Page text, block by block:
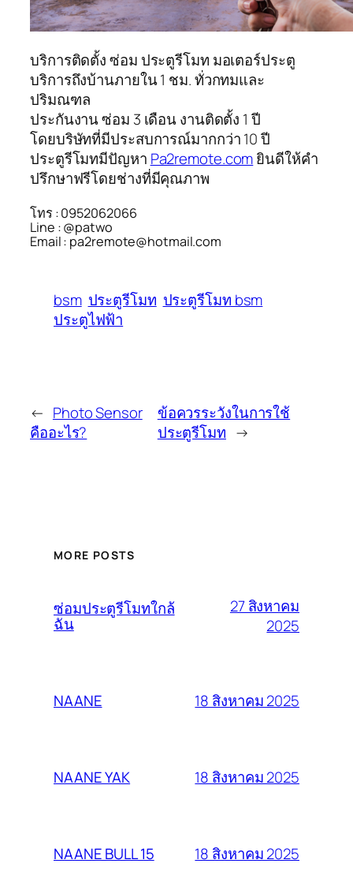
บริการติดตั้ง ซ่อม ประตูรีโมท มอเตอร์ประตู
บริการถึงบ้านภายใน 1 ชม. ทั่วกทมและ
ปริมณฑล
ประกันงาน ซ่อม 3 เดือน งานติดตั้ง 1 ปี
โดยบริษัทที่มีประสบการณ์มากกว่า 10 ปี
ประตูรีโมทมีปัญหา Pa2remote.comยินดีให้คำ
ปรึกษาฟรีโดยช่างที่มีคุณภาพ
โทร : 0952062066
Line : @patwo
Email : pa2remote@hotmail.com
bsm ประตูรีโมท ประตูรีโมท bsm
ประตูไฟฟ้า
← Photo Sensor
คืออะไร?
ข้อควรระวังในการใช้
ประตูรีโมท →
MORE POSTS
ซ่อมประตูรีโมทใกล้
ฉัน
27 สิงหาคม
2025
NAANE 18 สิงหาคม 2025
NAANE YAK 18 สิงหาคม 2025
NAANE BULL 15 18 สิงหาคม 2025